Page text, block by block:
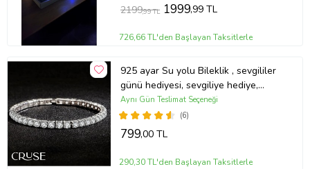
2199,99 TL 1999,99 TL
726,66 TL'den Başlayan Taksitlerle
925 ayar Su yolu Bileklik , sevgililer
günü hediyesi, sevgiliye hediye,
doğum günü hediyesi, yeni iş
hediyesi, geçmiş olsun hediyesi, altın
kolye, kız arkadaş hediyesi, hediye
altın kolye
(6)
Aynı Gün Teslimat Seçeneği
799,00 TL
290,30 TL'den Başlayan Taksitlerle